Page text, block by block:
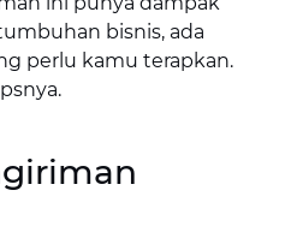
bisnis, ada
perlu kamu terapkan.